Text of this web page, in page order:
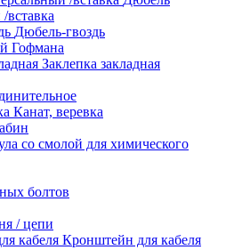
вставка
Дюбель-гвоздь
Гофмана
Заклепка закладная
Канат, веревка
со смолой для химического
болтов
/ цепи
Кронштейн для кабеля